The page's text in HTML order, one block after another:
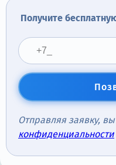
Санкт-Петербург,
Получите
Отправляя заявку,
конфиденциальности